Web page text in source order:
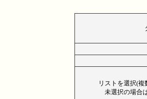
リストを選択(複
未選択の場合